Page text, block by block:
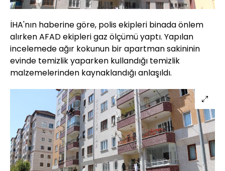
Aç
Hızı
İHA'nın haberine göre, polis ekipleri binada önlem
alırken AFAD ekipleri gaz ölçümü yaptı. Yapılan
incelemede ağır kokunun bir apartman sakininin
evinde temizlik yaparken kullandığı temizlik
malzemelerinden kaynaklandığı anlaşıldı.